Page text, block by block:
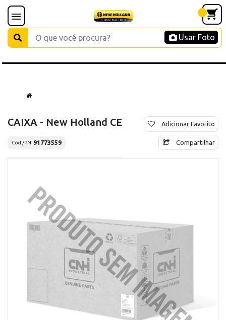
Usar Foto
CAIXA - New Holland CE
Cód./PN 91773559
Adicionar Favorito
Compartilhar